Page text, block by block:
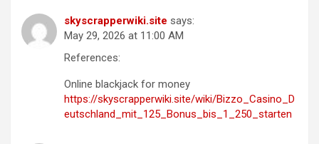
skyscrapperwiki.site says:
May 29, 2026 at 11:00 AM
References:
Online blackjack for money
https://skyscrapperwiki.site/wiki/Bizzo_Casino_D
eutschland_mit_125_Bonus_bis_1_250_starten